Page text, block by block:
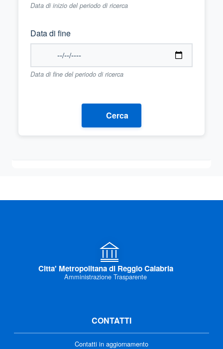
Data di inizio del periodo di ricerca
Data di fine
Data di fine del periodo di ricerca
Cerca
Citta' Metropolitana di Reggio Calabria
Amministrazione Trasparente
CONTATTI
Contatti in aggiornamento